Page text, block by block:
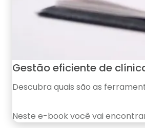
Gestãoeficiente de
Descubra quais são as
Neste e-book você vai